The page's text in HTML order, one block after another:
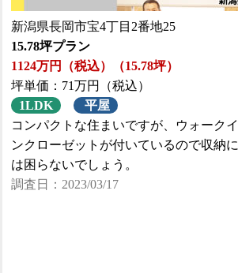
新潟県長岡市宝4丁目2番地25
15.78坪プラン
1124万円（税込）（15.78坪）
坪単価：71万円（税込）
1LDK
平屋
コンパクトな住まいですが、ウォークイ
ンクローゼットが付いているので収納に
は困らないでしょう。
調査日：2023/03/17